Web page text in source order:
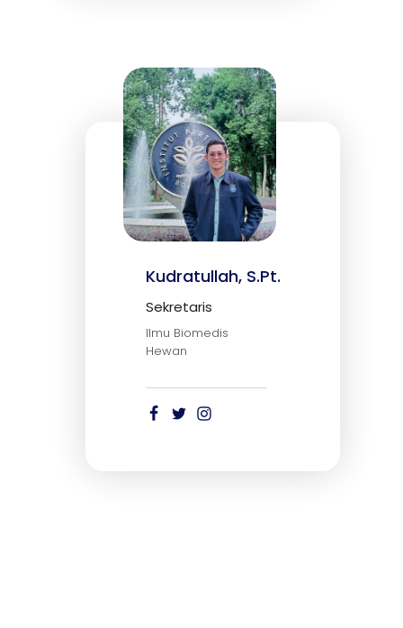
Kudratullah, S.Pt.
Sekretaris
Ilmu Biomedis
Hewan